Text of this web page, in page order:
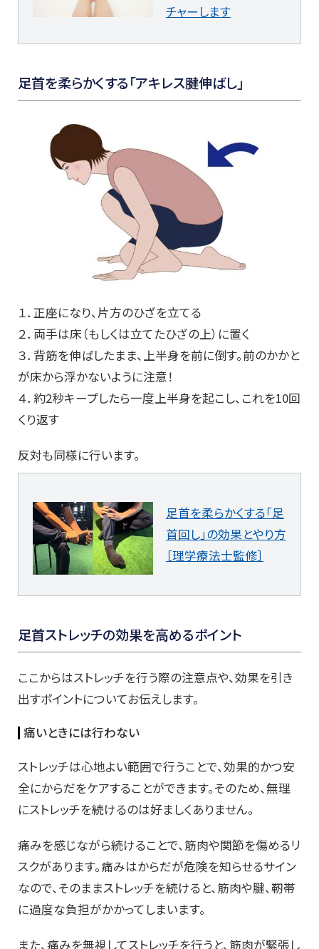
チャーします
足首を柔らかくする「アキレス腱伸ばし」
１．正座になり、片方のひざを立てる
２．両手は床（もしくは立てたひざの上）に置く
３．背筋を伸ばしたまま、上半身を前に倒す。前のかかと
が床から浮かないように注意！
４．約2秒キープしたら一度上半身を起こし、これを10回
くり返す
反対も同様に行います。
足首を柔らかくする「足
首回し」の効果とやり方
［理学療法士監修］
足首ストレッチの効果を高めるポイント
ここからはストレッチを行う際の注意点や、効果を引き
出すポイントについてお伝えします。
痛いときには行わない
ストレッチは心地よい範囲で行うことで、効果的かつ安
全にからだをケアすることができます。そのため、無理
にストレッチを続けるのは好ましくありません。
痛みを感じながら続けることで、筋肉や関節を傷めるリ
スクがあります。痛みはからだが危険を知らせるサイン
なので、そのままストレッチを続けると、筋肉や腱、靭帯
に過度な負担がかかってしまいます。
また、痛みを無視してストレッチを行うと、筋肉が緊張し